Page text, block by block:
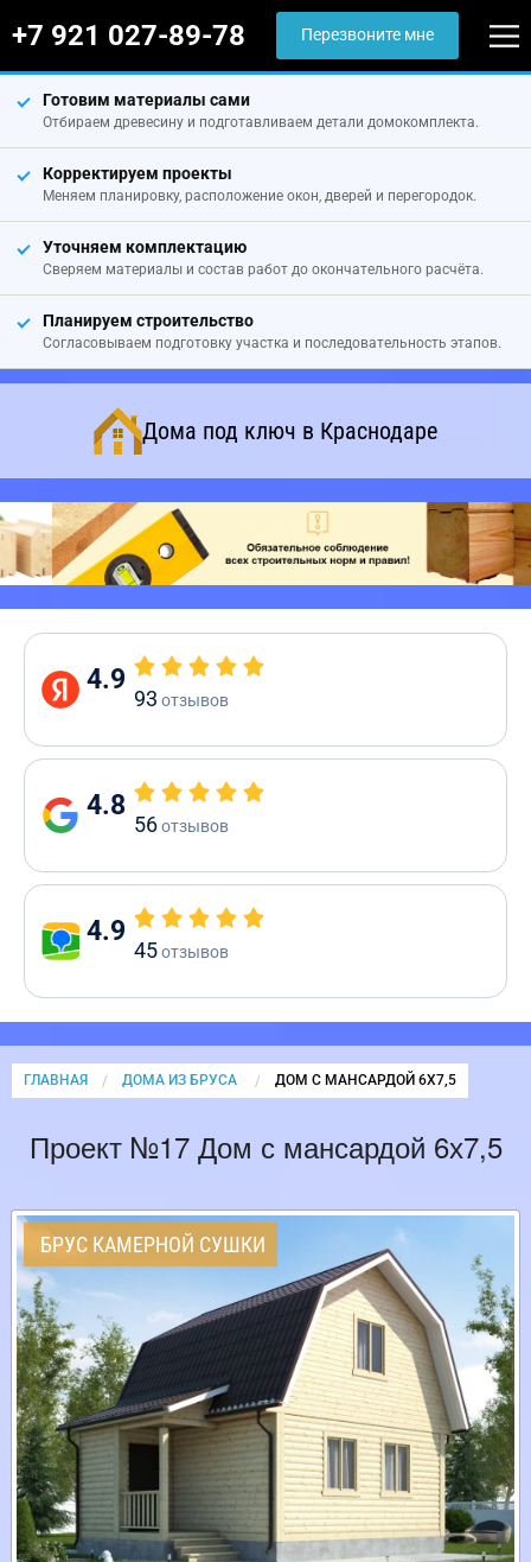
+7 921 027-89-78 Перезвоните мне
Готовим материалы сами
Отбираем древесину и подготавливаем детали домокомплекта.
Корректируем проекты
Меняем планировку, расположение окон, дверей и перегородок.
Уточняем комплектацию
Сверяем материалы и состав работ до окончательного расчёта.
Планируем строительство
Согласовываем подготовку участка и последовательность этапов.
Дома под ключ в Краснодаре
4.9
93 отзывов
4.8
56отзывов
4.9
45отзывов
ГЛАВНАЯ ДОМА ИЗ БРУСА CURRENT:
ДОМ С МАНСАРДОЙ 6Х7,5
Проект №17 Дом с мансардой 6х7,5
БРУС КАМЕРНОЙ СУШКИ